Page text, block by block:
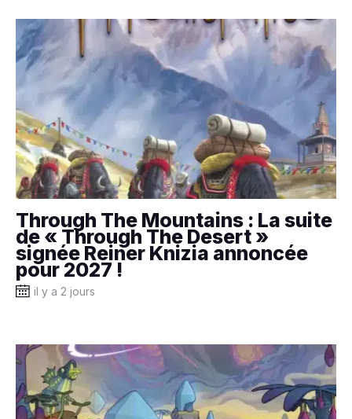
Through The Mountains : La suite
de « Through The Desert »
signée Reiner Knizia annoncée
pour 2027 !
il y a 2 jours